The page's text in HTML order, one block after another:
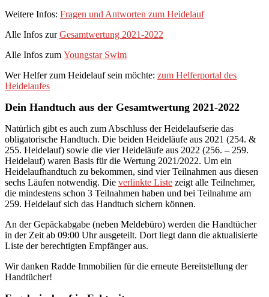
Weitere Infos: Fragen und Antworten zum Heidelauf
Alle Infos zurGesamtwertung 2021-2022
Alle Infos zum Youngstar Swim
Wer Helfer zum Heidelauf sein möchte: zum Helferportal des
Heidelaufes
Dein Handtuch aus der Gesamtwertung 2021-2022
Natürlich gibt es auch zum Abschluss der Heidelaufserie das
obligatorische Handtuch. Die beiden Heideläufe aus 2021 (254. &
255. Heidelauf) sowie die vier Heideläufe aus 2022 (256. – 259.
Heidelauf) waren Basis für die Wertung 2021/2022. Um ein
Heidelaufhandtuch zu bekommen, sind vier Teilnahmen aus diesen
sechs Läufen notwendig. Die verlinkte Liste zeigt alle Teilnehmer,
die mindestens schon 3 Teilnahmen haben und bei Teilnahme am
259. Heidelauf sich das Handtuch sichern können.
An der Gepäckabgabe (neben Meldebüro) werden die Handtücher
in der Zeit ab 09:00 Uhr ausgeteilt. Dort liegt dann die aktualisierte
Liste der berechtigten Empfänger aus.
Wir danken Radde Immobilien für die erneute Bereitstellung der
Handtücher!